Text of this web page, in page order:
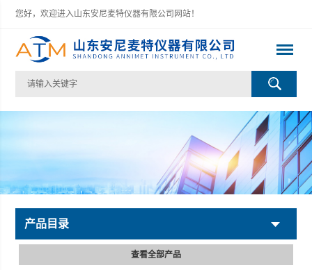
您好，欢迎进入山东安尼麦特仪器有限公司网站！
产品目录
查看全部产品